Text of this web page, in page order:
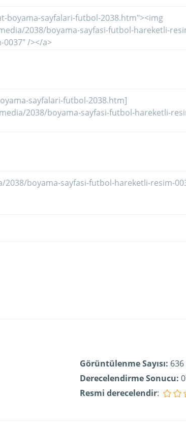
Görüntülenme Sayısı: 636
Derecelendirme Sonucu:
Resmi derecelendir: